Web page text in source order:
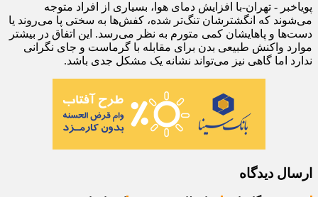
پویاخبر - تهران-با افزایش دمای هوا، بسیاری از افراد متوجه
می‌شوند که انگشترشان تنگ‌تر شده، کفش‌ها به سختی پا می‌روند یا
دست‌ها و پاهایشان کمی متورم به نظر می‌رسد. این اتفاق در بیشتر
موارد واکنش طبیعی بدن برای مقابله با گرماست و جای نگرانی
ندارد اما گاهی نیز می‌تواند نشانه یک مشکل جدی باشد.
ارسال دیدگاه